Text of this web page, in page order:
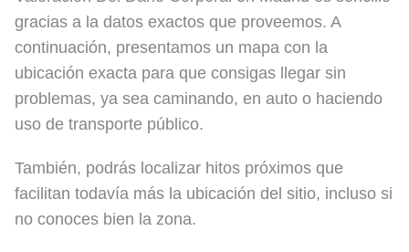
gracias a la datos exactos que proveemos. A
continuación, presentamos un mapa con la
ubicación exacta para que consigas llegar sin
problemas, ya sea caminando, en auto o haciendo
uso de transporte público.
También, podrás localizar hitos próximos que
facilitan todavía más la ubicación del sitio, incluso si
no conoces bien la zona.